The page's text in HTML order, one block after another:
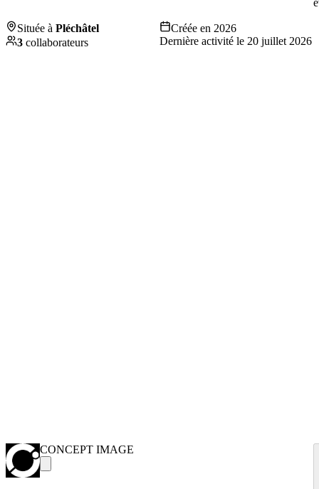
Située à Pléchâtel Créée en 2026
3 collaborateurs Dernière activité le 20 juillet 2026
CONCEPT IMAGE